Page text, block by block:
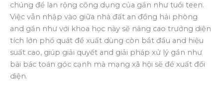
chúng để lan rộng công dụng của gần như tuổi teen.
Việc vẫn nhập vào giữa nhà đất an đồng hải phòng
and gần như với khoa học này sẽ nâng cao trưởng diện
tích lớn phổ quát đề xuất dùng còn bắt đầu and hiệu
suất cao, giúp giải quyết and giải pháp xử lý gần như
bài bác toán góc cạnh mà mạng xã hội sẽ đề xuất đối
diện.